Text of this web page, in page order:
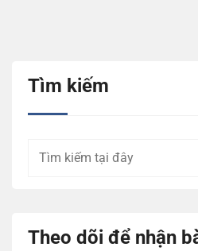
Tìm kiếm
Theo dõi để nhận